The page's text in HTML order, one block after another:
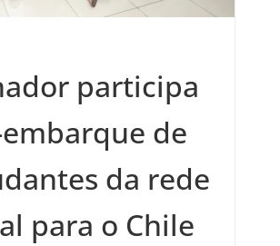
participa
de
da rede
para o Chile